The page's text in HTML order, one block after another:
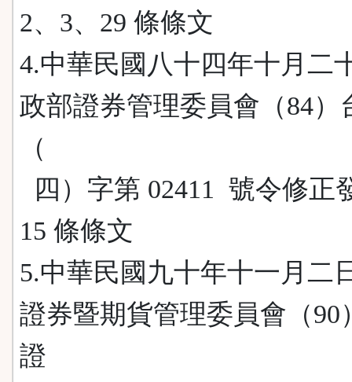
2、3、29 條條文
4.中華民國八十四年十月二
政部證券管理委員會（84）
（
四）字第 02411 號令修正
15 條條文
5.中華民國九十年十一月二
證券暨期貨管理委員會（90
證